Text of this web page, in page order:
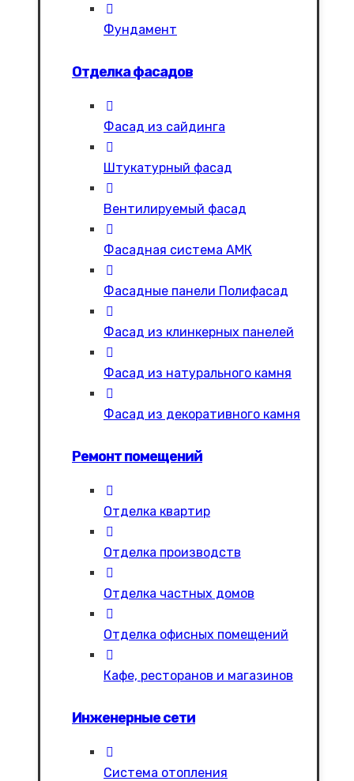
Фундамент
Отделка фасадов
Фасад из сайдинга
Штукатурный фасад
Вентилируемый фасад
Фасадная система АМК
Фасадные панели Полифасад
Фасад из клинкерных панелей
Фасад из натурального камня
Фасад из декоративного камня
Ремонт помещений
Отделка квартир
Отделка производств
Отделка частных домов
Отделка офисных помещений
Кафе, ресторанов и магазинов
Инженерные сети
Система отопления